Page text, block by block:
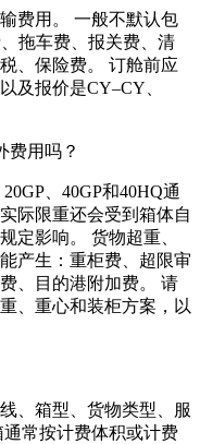
费用。 一般不默认包
拖车费、报关费、清
、保险费。 订舱前应
及报价是CY–CY、
费用吗？
、40GP和40HQ通
际限重还会受到箱体自
定影响。 货物超重、
产生：重柜费、超限审
、目的港附加费。 请
、重心和装柜方案，以
、箱型、货物类型、服
常按计费体积或计费